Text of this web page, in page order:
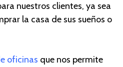
nuestros clientes, ya sea
la casa de sus sueños o
oficinas que nos permite